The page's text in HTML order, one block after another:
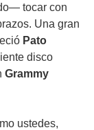
tocar con
Una gran
Pato
disco
Grammy
ustedes,